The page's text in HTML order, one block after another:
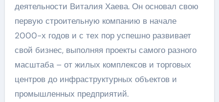
деятельности Виталия Хаева. Он основал свою
первую строительную компанию в начале
2000-х годов и с тех пор успешно развивает
свой бизнес, выполняя проекты самого разного
масштаба – от жилых комплексов и торговых
центров до инфраструктурных объектов и
промышленных предприятий.